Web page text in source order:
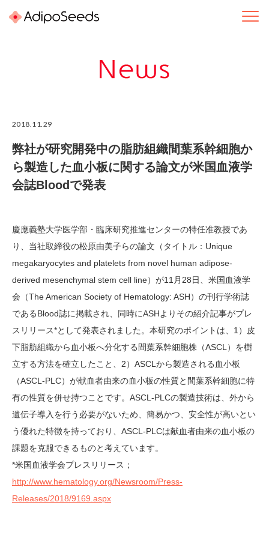
2018.11.29
弊社が研究開発中の脂肪組織間葉系幹細胞か
ら製造した血小板に関する論文が米国血液学
会誌Bloodで発表
慶應義塾大学医学部・臨床研究推進センターの特任准教授であ
り、当社取締役の松原由美子らの論文（タイトル：Unique
megakaryocytes and platelets from novel human adipose-
derived mesenchymal stem cell line）が11月28日、米国血液学
会（The American Society of Hematology: ASH）の刊行学術誌
であるBlood誌に掲載され、同時にASHよりその紹介記事がプレ
スリリース*として発表されました。本研究のポイントは、1）皮
下脂肪組織から血小板へ分化する間葉系幹細胞株（ASCL）を樹
立する方法を確立したこと、2）ASCLから製造される血小板
（ASCL-PLC）が献血者由来の血小板の性質と間葉系幹細胞に特
有の性質を併せ持つことです。ASCL-PLCの製造技術は、外から
遺伝子導入を行う必要がないため、簡易かつ、安全性が高いとい
う優れた特徴を持っており、ASCL-PLCは献血者由来の血小板の
課題を克服できるものと考えています。
*米国血液学会プレスリリース；
http://www.hematology.org/Newsroom/Press-
Releases/2018/9169.aspx